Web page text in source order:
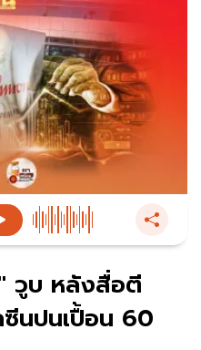
วูบ หลังสื่อตี
นปนเปื้อน 60